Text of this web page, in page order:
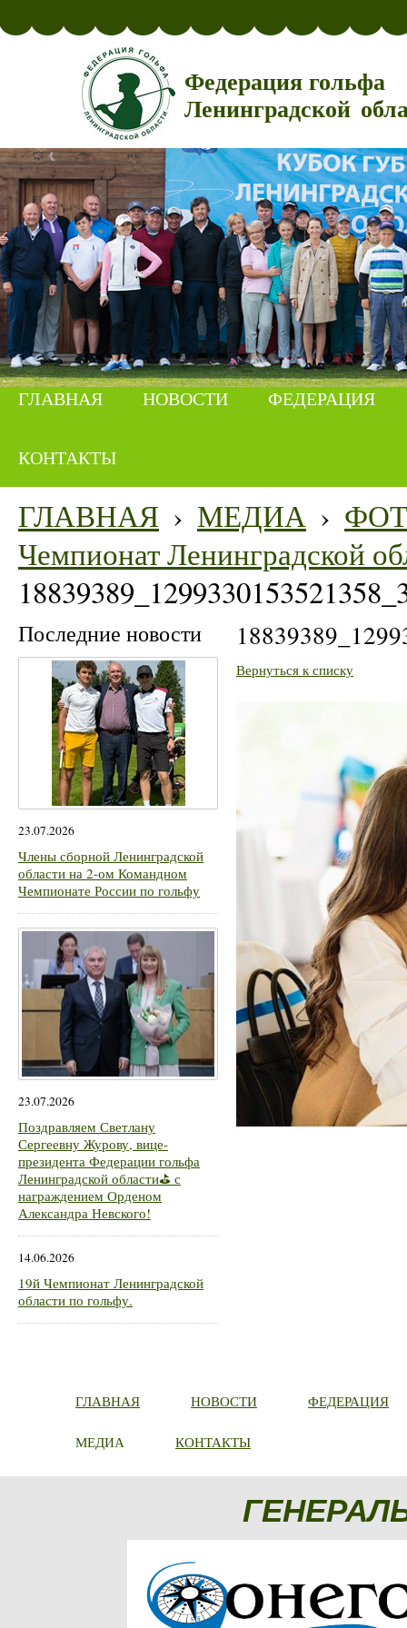
Федерация гольфа
Ленинградской
ГЛАВНАЯ НОВОСТИ ФЕДЕРАЦИЯ
КОНТАКТЫ
ГЛАВНАЯ › МЕДИА ›
Чемпионат Ленинградской
Последние новости
23.07.2026
Члены сборной Ленинградской
области на 2-ом Командном
Чемпионате России по гольфу
23.07.2026
Поздравляем Светлану
Сергеевну Журову, вице-
президента Федерации гольфа
Ленинградской области⛳ с
награждением Орденом
Александра Невского!
14.06.2026
19й Чемпионат Ленинградской
области по гольфу.
Вернуться к списку
ГЛАВНАЯ НОВОСТИ ФЕДЕРАЦИЯ
МЕДИА КОНТАКТЫ